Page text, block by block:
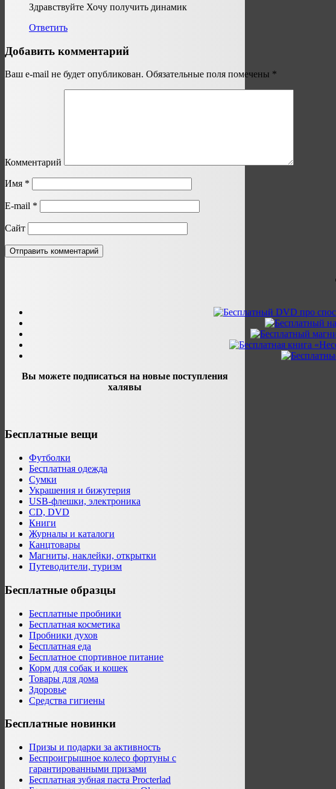
Здравствуйте Хочу получить динамик
Ответить
Добавить комментарий
Ваш e-mail не будет опубликован. Обязательные поля помечены *
Комментарий
Имя *
E-mail *
Сайт
Вы можете подписаться на новые поступления
халявы
Бесплатные вещи
Футболки
Бесплатная одежда
Сумки
Украшения и бижутерия
USB-флешки, электроника
CD, DVD
Книги
Журналы и каталоги
Канцтовары
Магниты, наклейки, открытки
Путеводители, туризм
Бесплатные образцы
Бесплатные пробники
Бесплатная косметика
Пробники духов
Бесплатная еда
Бесплатное спортивное питание
Корм для собак и кошек
Товары для дома
Здоровье
Средства гигиены
Бесплатные новинки
Призы и подарки за активность
Беспроигрышное колесо фортуны с
гарантированными призами
Бесплатная зубная паста Procterlad